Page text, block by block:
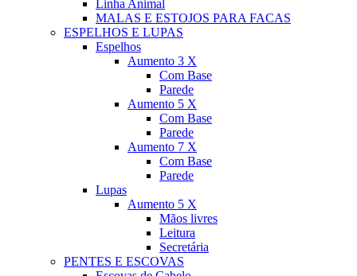
Linha Animal
MALAS E ESTOJOS PARA FACAS
ESPELHOS E LUPAS
Espelhos
Aumento 3 X
Com Base
Parede
Aumento 5 X
Com Base
Parede
Aumento 7 X
Com Base
Parede
Lupas
Aumento 5 X
Mãos livres
Leitura
Secretária
PENTES E ESCOVAS